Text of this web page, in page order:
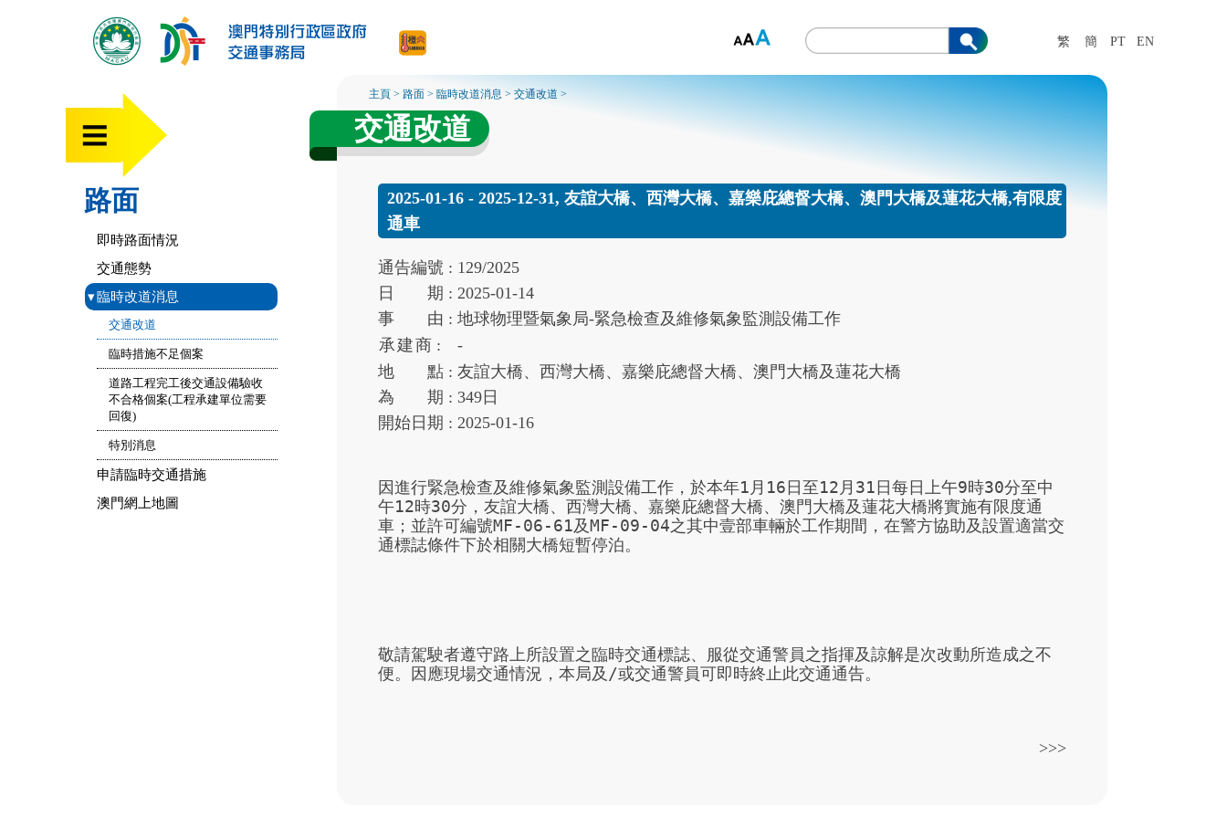
繁 簡 PT EN
路面
即時路面情況
交通態勢
▾臨時改道消息
交通改道
臨時措施不足個案
道路工程完工後交通設備驗收
不合格個案(工程承建單位需要
回復)
特別消息
申請臨時交通措施
澳門網上地圖
主頁 >路面 >臨時改道消息 >交通改道 >
交通改道
2025-01-16 - 2025-12-31, 友誼大橋、西灣大橋、嘉樂庇總督大橋、澳門大橋及蓮花大橋,有限度
通車
通告編號 : 129/2025
日
期 :2025-01-14
事
由 :地球物理暨氣象局-緊急檢查及維修氣象監測設備工作
承建商 :
-
地
點 :友誼大橋、西灣大橋、嘉樂庇總督大橋、澳門大橋及蓮花大橋
為
期 : 349 日
開始 日期 :2025-01-16
因進行緊急檢查及維修氣象監測設備工作，於本年1月16日至12月31日每日上午9時30分至中
午12時30分，友誼大橋、西灣大橋、嘉樂庇總督大橋、澳門大橋及蓮花大橋將實施有限度通
車；並許可編號MF-06-61及MF-09-04之其中壹部車輛於工作期間，在警方協助及設置適當交
通標誌條件下於相關大橋短暫停泊。
敬請駕駛者遵守路上所設置之臨時交通標誌、服從交通警員之指揮及諒解是次改動所造成之不
便。因應現場交通情況，本局及/或交通警員可即時終止此交通通告。
>>>